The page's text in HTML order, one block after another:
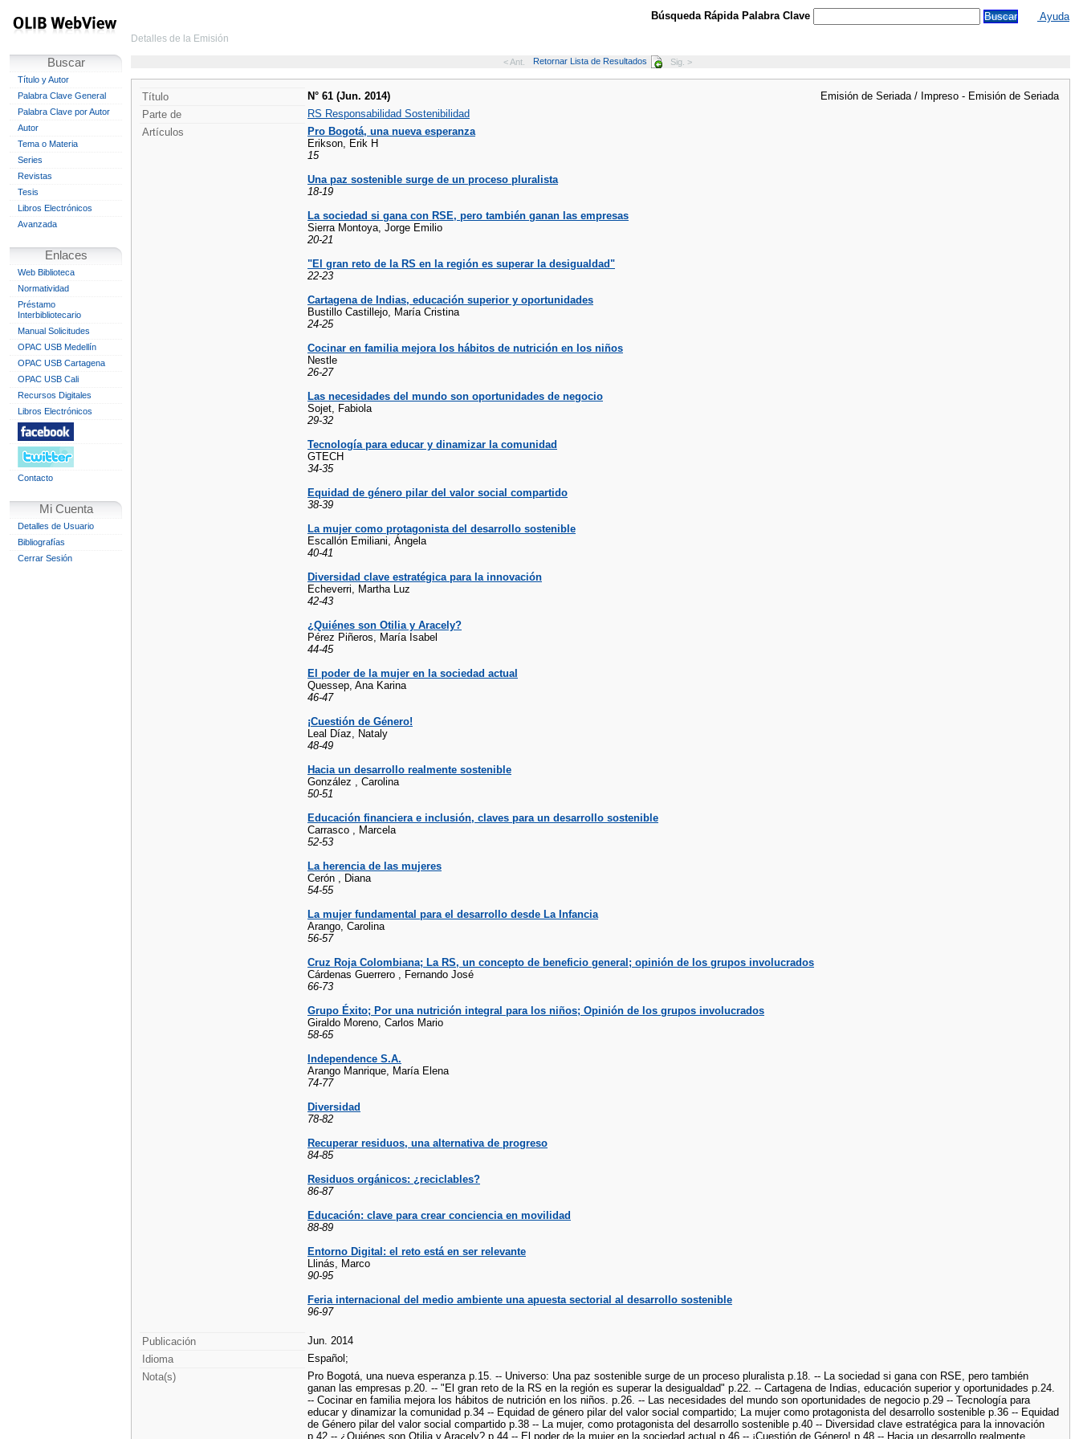
Buscar
Título y Autor
Palabra Clave General
Palabra Clave por Autor
Autor
Tema o Materia
Series
Revistas
Tesis
Libros Electrónicos
Avanzada
Enlaces
Web Biblioteca
Normatividad
Préstamo
Interbibliotecario
Manual Solicitudes
OPAC USB Medellín
OPAC USB Cartagena
OPAC USB Cali
Recursos Digitales
Libros Electrónicos
Contacto
Mi Cuenta
Detalles de Usuario
Bibliografías
Cerrar Sesión
Búsqueda Rápida Palabra Clave Ayuda
Detalles de la Emisión
< Ant. Retornar Lista de Resultados Sig. >
Título N° 61 (Jun. 2014)
Emisión de Seriada / Impreso - Emisión de Seriada
Parte de
RS Responsabilidad Sostenibilidad
Artículos
Pro Bogotá, una nueva esperanza
Erikson, Erik H
15
Una paz sostenible surge de un proceso pluralista
18-19
La sociedad si gana con RSE, pero también ganan las empresas
Sierra Montoya, Jorge Emilio
20-21
"El gran reto de la RS en la región es superar la desigualdad"
22-23
Cartagena de Indias, educación superior y oportunidades
Bustillo Castillejo, María Cristina
24-25
Cocinar en familia mejora los hábitos de nutrición en los niños
Nestle
26-27
Las necesidades del mundo son oportunidades de negocio
Sojet, Fabiola
29-32
Tecnología para educar y dinamizar la comunidad
GTECH
34-35
Equidad de género pilar del valor social compartido
38-39
La mujer como protagonista del desarrollo sostenible
Escallón Emiliani, Ángela
40-41
Diversidad clave estratégica para la innovación
Echeverri, Martha Luz
42-43
¿Quiénes son Otilia y Aracely?
Pérez Piñeros, María Isabel
44-45
El poder de la mujer en la sociedad actual
Quessep, Ana Karina
46-47
¡Cuestión de Género!
Leal Díaz, Nataly
48-49
Hacia un desarrollo realmente sostenible
González , Carolina
50-51
Educación financiera e inclusión, claves para un desarrollo sostenible
Carrasco , Marcela
52-53
La herencia de las mujeres
Cerón , Diana
54-55
La mujer fundamental para el desarrollo desde La Infancia
Arango, Carolina
56-57
Cruz Roja Colombiana; La RS, un concepto de beneficio general; opinión de los grupos involucrados
Cárdenas Guerrero , Fernando José
66-73
Grupo Éxito; Por una nutrición integral para los niños; Opinión de los grupos involucrados
Giraldo Moreno, Carlos Mario
58-65
Independence S.A.
Arango Manrique, María Elena
74-77
Diversidad
78-82
Recuperar residuos, una alternativa de progreso
84-85
Residuos orgánicos: ¿reciclables?
86-87
Educación: clave para crear conciencia en movilidad
88-89
Entorno Digital: el reto está en ser relevante
Llinás, Marco
90-95
Feria internacional del medio ambiente una apuesta sectorial al desarrollo sostenible
96-97
Publicación
Jun. 2014
Idioma
Español;
Nota(s)
Pro Bogotá, una nueva esperanza p.15. -- Universo: Una paz sostenible surge de un proceso pluralista p.18. -- La sociedad si gana con RSE, pero también
ganan las empresas p.20. -- "El gran reto de la RS en la región es superar la desigualdad" p.22. -- Cartagena de Indias, educación superior y oportunidades p.24.
-- Cocinar en familia mejora los hábitos de nutrición en los niños. p.26. -- Las necesidades del mundo son oportunidades de negocio p.29 -- Tecnología para
educar y dinamizar la comunidad p.34 -- Equidad de género pilar del valor social compartido; La mujer como protagonista del desarrollo sostenible p.36 -- Equidad
de Género pilar del valor social compartido p.38 -- La mujer, como protagonista del desarrollo sostenible p.40 -- Diversidad clave estratégica para la innovación
p.42 -- ¿Quiénes son Otilia y Aracely? p.44 -- El poder de la mujer en la sociedad actual p.46 -- ¡Cuestión de Género! p.48 -- Hacia un desarrollo realmente